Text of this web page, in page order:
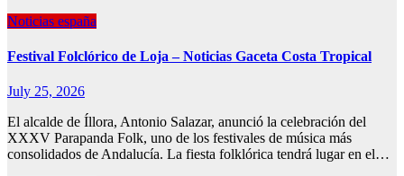
Noticias españa
Festival Folclórico de Loja – Noticias Gaceta Costa Tropical
July 25, 2026
El alcalde de Íllora, Antonio Salazar, anunció la celebración del
XXXV Parapanda Folk, uno de los festivales de música más
consolidados de Andalucía. La fiesta folklórica tendrá lugar en el…